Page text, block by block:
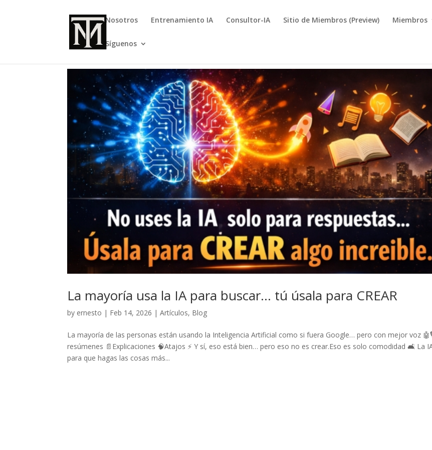
Nosotros Entrenamiento IA Consultor-IA Sitio de Miembros (Preview) Miembros
Síguenos
La mayoría usa la IA para buscar… tú úsala para CREAR
by ernesto | Feb 14, 2026 |Artículos, Blog
La mayoría de las personas están usando la Inteligencia Artificial como si fuera Google… pero con mejor voz
resúmenes 📄Explicaciones 🧠Atajos ⚡ Y sí, eso está bien… pero eso no es crear.Eso es solo comodidad 🛋️ La
para que hagas las cosas más...